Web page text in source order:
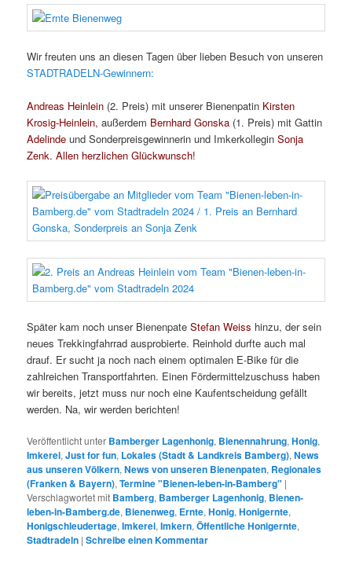
Wir freuten uns an diesen Tagen über lieben Besuch von unseren
STADTRADELN-Gewinnern:
Andreas Heinlein (2. Preis) mit unserer Bienenpatin Kirsten
Krosig-Heinlein, außerdem Bernhard Gonska (1. Preis) mit Gattin
Adelinde und Sonderpreisgewinnerin und ImkerkolleginSonja
Zenk. Allen herzlichen Glückwunsch!
Später kam noch unser Bienenpate Stefan Weiss hinzu, der sein
neues Trekkingfahrrad ausprobierte. Reinhold durfte auch mal
drauf. Er sucht ja noch nach einem optimalen E-Bike für die
zahlreichen Transportfahrten. Einen Fördermittelzuschuss haben
wir bereits, jetzt muss nur noch eine Kaufentscheidung gefällt
werden. Na, wir werden berichten!
Veröffentlicht unter Bamberger Lagenhonig, Bienennahrung,Honig,
Imkerei,Just for fun, Lokales (Stadt & Landkreis Bamberg),News
aus unseren Völkern,News von unseren Bienenpaten, Regionales
(Franken & Bayern),Termine "Bienen-leben-in-Bamberg" |
Verschlagwortet mit Bamberg, Bamberger Lagenhonig, Bienen-
leben-in-Bamberg.de, Bienenweg, Ernte,Honig,Honigernte,
Honigschleudertage,Imkerei,Imkern,Öffentliche Honigernte,
Stadtradeln |Schreibe einen Kommentar